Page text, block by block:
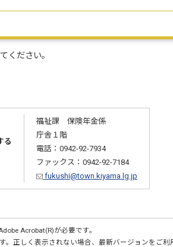
ください。
る
福祉課 保険年金係
庁舎１階
電話：0942-92-7934
ファックス：0942-92-7184
fukushi@town.kiyama.lg.jp
Acrobat(R)が必要です。
。正しく表示されない場合、最新バージョンをご利